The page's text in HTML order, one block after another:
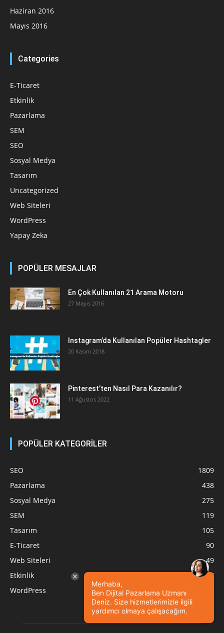
Haziran 2016
Mayıs 2016
Categories
E-Ticaret
Etkinlik
Pazarlama
SEM
SEO
Sosyal Medya
Tasarım
Uncategorized
Web Siteleri
WordPress
Yapay Zeka
POPÜLER MESAJLAR
En Çok Kullanılan 21 Arama Motoru
27 Mayıs 2016
Instagram’da Kullanılan Popüler Hashtagler
20 Kasım 2018
Pinterest’ten Nasıl Para Kazanılır?
11 Ağustos 2022
POPÜLER KATEGORİLER
SEO
1809
Pazarlama
438
Sosyal Medya
275
SEM
119
Tasarım
105
E-Ticaret
90
Web Siteleri
49
Etkinlik
27
WordPress
Merhaba,
Ben Dijital Pazarlama Uzmanı
Deniz. Size hizmetlerimizle ilgili
yardımcı olmaya çalışacağım.